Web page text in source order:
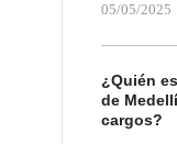
05/05/2025
¿Quién
de
cargos?